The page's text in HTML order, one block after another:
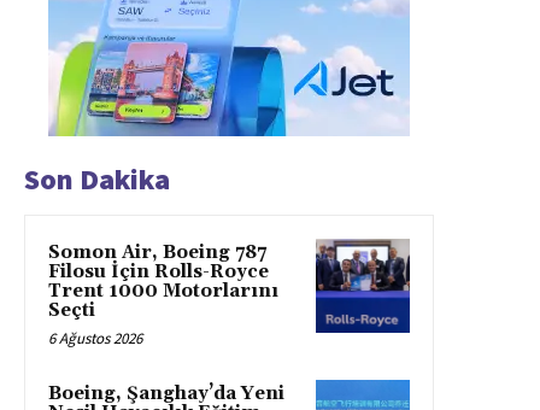
Son Dakika
Somon Air, Boeing 787
Filosu İçin Rolls-Royce
Trent 1000 Motorlarını
Seçti
6 Ağustos 2026
Boeing, Şanghay’da Yeni